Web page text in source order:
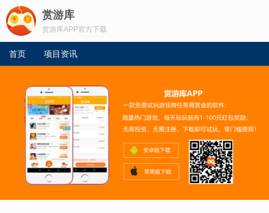
赏游库
赏游库APP官方下载
首页 项目资讯